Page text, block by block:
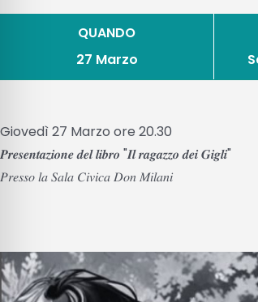
QUANDO
27 Marzo
Giovedì 27 Marzo ore 20.30
𝑷𝒓𝒆𝒔𝒆𝒏𝒕𝒂𝒛𝒊𝒐𝒏𝒆 𝒅𝒆𝒍 𝒍𝒊𝒃𝒓𝒐 "𝑰𝒍 𝒓𝒂𝒈𝒂𝒛𝒛𝒐 𝒅𝒆𝒊 𝑮𝒊𝒈𝒍𝒊"
𝑃𝑟𝑒𝑠𝑠𝑜 𝑙𝑎 𝑆𝑎𝑙𝑎 𝐶𝑖𝑣𝑖𝑐𝑎 𝐷𝑜𝑛 𝑀𝑖𝑙𝑎𝑛𝑖